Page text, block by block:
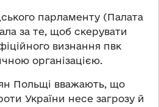
парламенту (Палата
за те, щоб скерувати
визнання пвк
організацією.
Польщі вважають, що
України несе загрозу й